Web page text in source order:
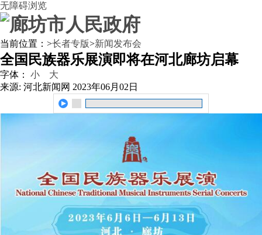
无障碍浏览
当前位置： >长者专版>新闻发布会
全国民族器乐展演即将在河北廊坊启幕
字体： 小
大
来源: 河北新闻网 2023年06月02日